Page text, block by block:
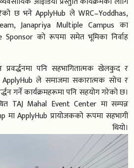
छ भने ApplyHub ले WRC–Yoddhas,
Janapriya Multiple Campus का
Sponsor को रूपमा समेत भूमिका निर्वाह
प्रवर्द्धनमा पनि सहभागितात्मक खेलकुद र
ApplyHub ले समाजमा सकारात्मक सोच र
गर्ने कार्यक्रमहरूमा पनि सहयोग गरेको छ।
TAJ Mahal Event Center मा सम्पन्न
मा ApplyHub प्रायोजकको रूपमा सहभागी
थियो।